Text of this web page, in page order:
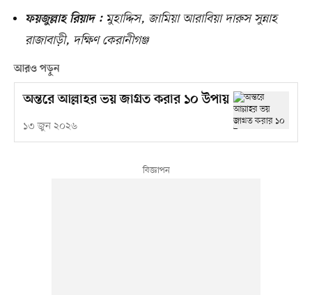
ফয়জুল্লাহ রিয়াদ :মুহাদ্দিস, জামিয়া আরাবিয়া দারুস সুন্নাহ
রাজাবাড়ী, দক্ষিণ কেরানীগঞ্জ
আরও পড়ুন
অন্তরে আল্লাহর ভয় জাগ্রত করার ১০ উপায়
১৩ জুন ২০২৬